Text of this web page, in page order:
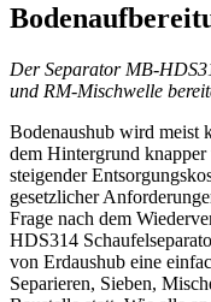
Der Separator MB-
und RM-Mischwelle
Bodenaushub wird meist
dem Hintergrund
steigender
gesetzlicher
Frage nach dem
HDS314
von Erdaushub eine
Separieren, Sieben,